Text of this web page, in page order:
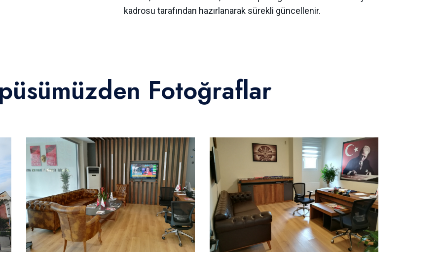
kadrosu tarafından hazırlanarak sürekli güncellenir.
Fotoğraflar